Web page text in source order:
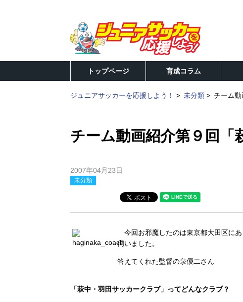
トップページ 育成コラム
ジュニアサッカーを応援しよう！ 未分類 チーム動
チーム動画紹介第９回「
2007年04月23日
未分類
今回お邪魔したのは東京都大田区に
伺いました。
答えてくれた監督の泉優二さん
「萩中・羽田サッカークラブ」ってどんなクラブ？